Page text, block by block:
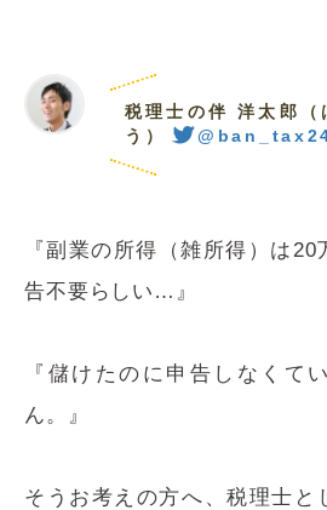
税理士の伴 洋太郎（
う）
『副業の所得（雑所得）は
告不要らしい…』
『儲けたのに申告しなくて
ん。』
そうお考えの方へ、税理士と